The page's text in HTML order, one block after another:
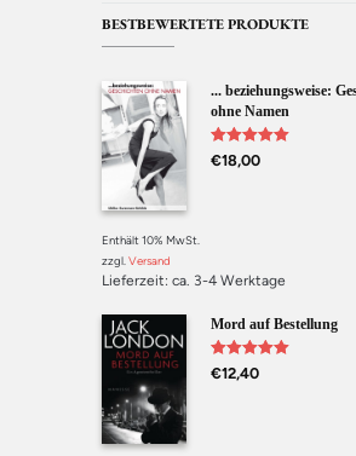
BESTBEWERTETE PRODUKTE
... beziehungsweise:
ohne Namen
Bewertet mit
5.00 von 5
€18,00
Enthält 10% MwSt.
zzgl.Versand
Lieferzeit: ca. 3-4 Werktage
Mord auf Bestellung
Bewertet mit
5.00von 5
€12,40